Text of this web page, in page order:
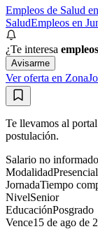
Empleos de Salud
SaludEmpleos en
¿Te interesa
Avisarme
Ver oferta en
Te llevamos al
postulación.
Salario no
ModalidadPresencial
JornadaTiempo
NivelSenior
EducaciónPosgrado
Vence15 de ago de